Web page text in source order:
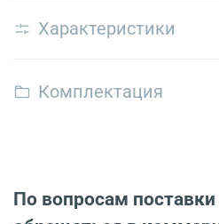
Характеристики
Комплектация
По вопросам поставки